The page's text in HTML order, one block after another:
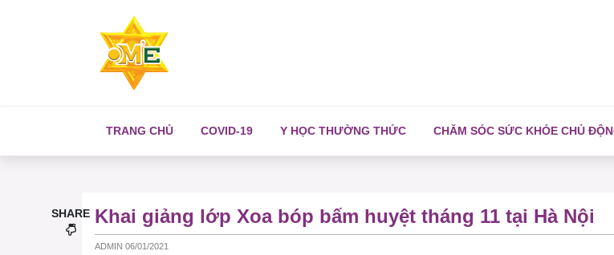
TRANG CHỦ COVID-19 Y HỌC THƯỜNG THỨC CHĂM SÓC SỨC KHỎE CHỦ
Khai giảng lớp Xoa bóp bấm huyệt tháng 11 tại Hà Nội
ADMIN 06/01/2021
SHARE